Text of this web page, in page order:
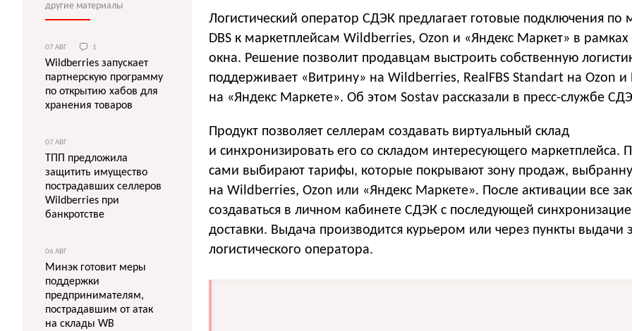
Логистический оператор СДЭК предлагает готовые подключения по
DBS к маркетплейсам Wildberries, Ozon и «Яндекс Маркет» в рамках
окна. Решение позволит продавцам выстроить собственную
поддерживает «Витрину» на Wildberries, RealFBS Standart на Ozon и
на «Яндекс Маркете». Об этом Sostav рассказали в пресс-службе
Продукт позволяет селлерам создавать виртуальный склад
и синхронизировать его со складом интересующего маркетплейса.
сами выбирают тарифы, которые покрывают зону продаж,
на Wildberries, Ozon или «Яндекс Маркете». После активации все
создаваться в личном кабинете СДЭК с последующей
доставки. Выдача производится курьером или через пункты выдачи
логистического оператора.
другие материалы
07 АВГ 1
Wildberries запускает
партнерскую программу
по открытию хабов для
хранения товаров
07 АВГ
ТПП предложила
защитить имущество
пострадавших селлеров
Wildberries при
банкротстве
06 АВГ
Минэк готовит меры
поддержки
предпринимателям,
пострадавшим от атак
на склады WB